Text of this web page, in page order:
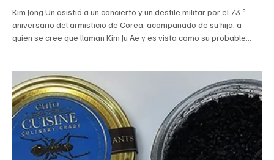
Kim Jong Un asistió a un concierto y un desfile militar por el 73.º
aniversario del armisticio de Corea, acompañado de su hija, a
quien se cree que llaman Kim Ju Ae y es vista como su probable